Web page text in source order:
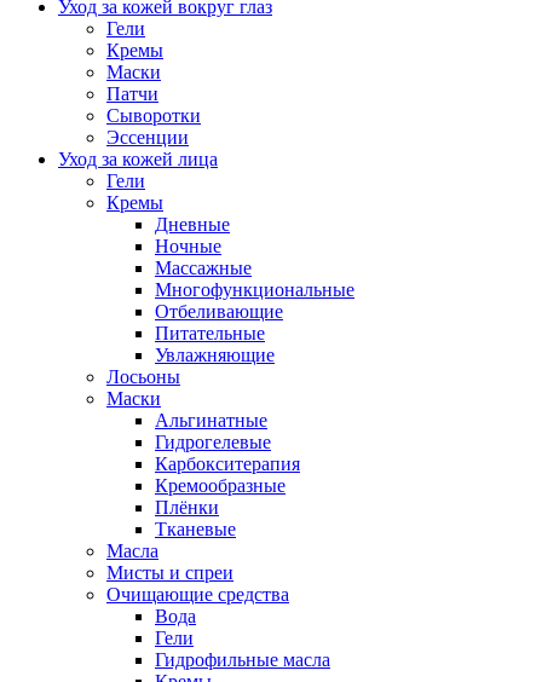
Уход за кожей вокруг глаз
Гели
Кремы
Маски
Патчи
Сыворотки
Эссенции
Уход за кожей лица
Гели
Кремы
Дневные
Ночные
Массажные
Многофункциональные
Отбеливающие
Питательные
Увлажняющие
Лосьоны
Маски
Альгинатные
Гидрогелевые
Карбокситерапия
Кремообразные
Плёнки
Тканевые
Масла
Мисты и спреи
Очищающие средства
Вода
Гели
Гидрофильные масла